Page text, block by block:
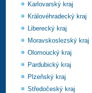
Karlovarský kraj
Královéhradecký kraj
Liberecký kraj
Moravskoslezský kraj
Olomoucký kraj
Pardubický kraj
Plzeňský kraj
Středočeský kraj